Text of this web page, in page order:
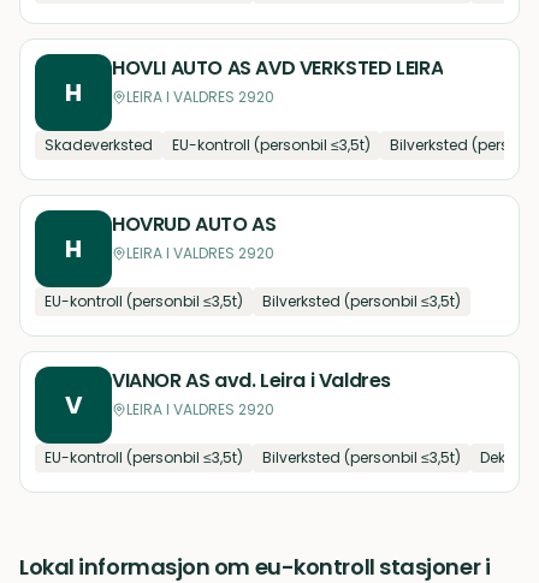
H
HOVLI AUTO AS AVD VERKSTED LEIRA
LEIRA I VALDRES 2920
Skadeverksted EU-kontroll (personbil ≤3,5t) Bilverksted
H
HOVRUD AUTO AS
LEIRA I VALDRES 2920
EU-kontroll (personbil ≤3,5t) Bilverksted (personbil ≤3,5t)
V
VIANOR AS avd. Leira i Valdres
LEIRA I VALDRES 2920
EU-kontroll (personbil ≤3,5t) Bilverksted (personbil ≤3,5t) Dekk
Lokal informasjon om eu-kontroll stasjoneri